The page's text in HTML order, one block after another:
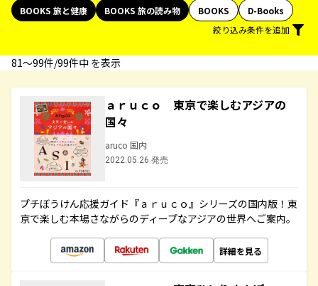
BOOKS 旅と健康
BOOKS 旅の読み物 BOOKS
D-Books
絞り込み条件を追加
81〜99件/99件中 を表示
ａｒｕｃｏ 東京で楽しむアジアの
国々
aruco 国内
2022.05.26 発売
プチぼうけん応援ガイド『ａｒｕｃｏ』シリーズの国内版！東
京で楽しむ本場さながらのディープなアジアの世界へご案内。
詳細を見る